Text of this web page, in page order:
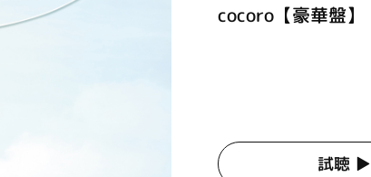
cocoro【豪華盤】
試聴 ▶︎